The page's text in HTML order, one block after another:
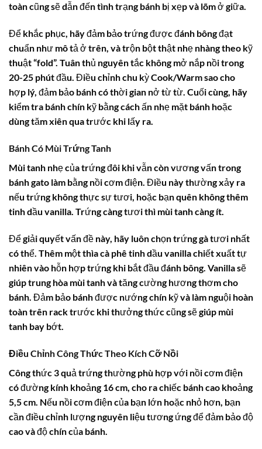
toàn cũng sẽ dẫn đến tình trạng bánh bị xẹp và lõm ở giữa.
Để khắc phục, hãy đảm bảo trứng được đánh bông đạt
chuẩn như mô tả ở trên, và trộn bột thật nhẹ nhàng theo kỹ
thuật “fold”. Tuân thủ nguyên tắc không mở nắp nồi trong
20-25 phút đầu. Điều chỉnh chu kỳ Cook/Warm sao cho
hợp lý, đảm bảo bánh có thời gian nở từ từ. Cuối cùng, hãy
kiểm tra bánh chín kỹ bằng cách ấn nhẹ mặt bánh hoặc
dùng tăm xiên qua trước khi lấy ra.
Bánh Có Mùi Trứng Tanh
Mùi tanh nhẹ của trứng đôi khi vẫn còn vương vấn trong
bánh gato làm bằng nồi cơm điện. Điều này thường xảy ra
nếu trứng không thực sự tươi, hoặc bạn quên không thêm
tinh dầu vanilla. Trứng càng tươi thì mùi tanh càng ít.
Để giải quyết vấn đề này, hãy luôn chọn trứng gà tươi nhất
có thể. Thêm một thìa cà phê tinh dầu vanilla chiết xuất tự
nhiên vào hỗn hợp trứng khi bắt đầu đánh bông. Vanilla sẽ
giúp trung hòa mùi tanh và tăng cường hương thơm cho
bánh. Đảm bảo bánh được nướng chín kỹ và làm nguội hoàn
toàn trên rack trước khi thưởng thức cũng sẽ giúp mùi
tanh bay bớt.
Điều Chỉnh Công Thức Theo Kích Cỡ Nồi
Công thức 3 quả trứng thường phù hợp với nồi cơm điện
có đường kính khoảng 16 cm, cho ra chiếc bánh cao khoảng
5,5 cm. Nếu nồi cơm điện của bạn lớn hoặc nhỏ hơn, bạn
cần điều chỉnh lượng nguyên liệu tương ứng để đảm bảo độ
cao và độ chín của bánh.